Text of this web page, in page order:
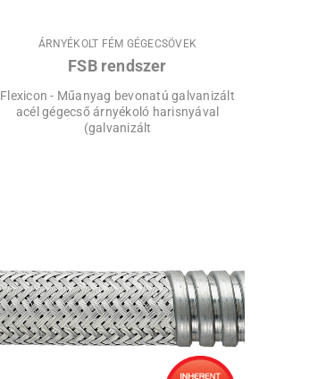
ÁRNYÉKOLT FÉM GÉGECSÖVEK
FSB rendszer
Flexicon - Műanyag bevonatú galvanizált
acél gégecső árnyékoló harisnyával
(galvanizált